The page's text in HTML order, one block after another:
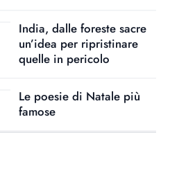
India, dalle foreste sacre
un’idea per ripristinare
quelle in pericolo
Le poesie di Natale più
famose